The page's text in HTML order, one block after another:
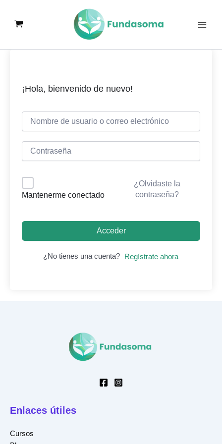
contenido
¡Hola, bienvenido de nuevo!
Mantenerme conectado
¿Olvidaste la
contraseña?
Acceder
¿No tienes una cuenta? Regístrate ahora
Enlaces útiles
Cursos